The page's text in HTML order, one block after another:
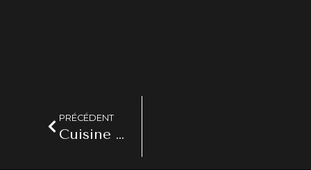
PRÉCÉDENT
Cuisine chic traditionnelle